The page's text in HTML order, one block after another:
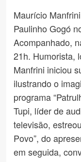
Maurício
Paulinho Gogó
Acompanhado,
21h. Humorista,
Manfrini iniciou
ilustrando o
programa
Tupi, líder de
televisão,
Povo”, do
em seguida,